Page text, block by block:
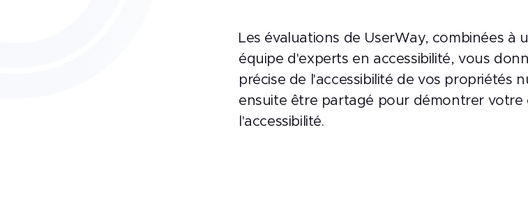
Les évaluations de UserWay, combinées à
équipe d'experts en accessibilité, vous
précise de l'accessibilité de vos propriétés
ensuite être partagé pour démontrer votre
l'accessibilité.